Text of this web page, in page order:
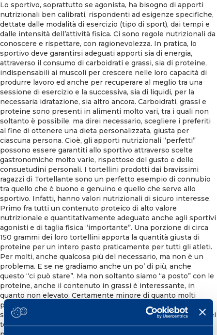
Lo sportivo, soprattutto se agonista, ha bisogno di apporti
nutrizionali ben calibrati, rispondenti ad esigenze specifiche,
dettate dalle modalità di esercizio (tipo di sport), dai tempi e
dalle intensità dell’attività fisica. Ci sono regole nutrizionali da
conoscere e rispettare, con ragionevolezza. In pratica, lo
sportivo deve garantirsi adeguati apporti sia di energia,
attraverso il consumo di carboidrati e grassi, sia di proteine,
indispensabili ai muscoli per crescere nelle loro capacità di
produrre lavoro ed anche per recuperare al meglio tra una
sessione di esercizio e la successiva, sia di liquidi, per la
necessaria idratazione, sia altro ancora. Carboidrati, grassi e
proteine sono presenti in alimenti molto vari, tra i quali non
soltanto è possibile, ma direi necessario, scegliere i preferiti
al fine di ottenere una dieta personalizzata, giusta per
ciascuna persona. Cioè, gli apporti nutrizionali “perfetti”
possono essere garantiti allo sportivo attraverso scelte
gastronomiche molto varie, rispettose del gusto e delle
consuetudini personali. I tortellini prodotti dai bravissimi
ragazzi di Tortellante sono un perfetto esempio di connubio
tra quello che è buono e genuino e quello che serve allo
sportivo. Infatti, hanno valori nutrizionali di sicuro interesse.
Primo fra tutti un contenuto proteico di alto valore
nutrizionale e quantitativamente adeguato anche agli sportivi
agonisti e di taglia fisica “importante”. Una porzione di circa
150 grammi dei loro tortellini apporta la quantità giusta di
proteine per un intero pasto praticamente per tutti gli atleti.
Per molti, anche qualcosa più del necessario, ma non è un
problema. E se ne gradiamo anche un po’ di più, anche
questo “ci può stare”. Ma non soltanto siamo “a posto” con le
proteine, anche il contenuto in grassi è interessante, in
quanto non elevato. Certamente minore di quanto molti
possano pensare o, comunque, ritenere “giusto” per uno
sportivo. Per intendersi, a parità di peso i grassi contenuti nei
tortellini di Tortellante equivalgono a quelli delle maggior